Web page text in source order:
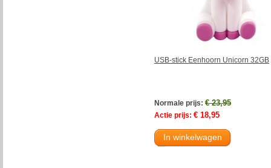
USB-stick Eenhoorn Unicorn 32GB
Normale prijs: € 23,95
Actie prijs: € 18,95
In winkelwagen